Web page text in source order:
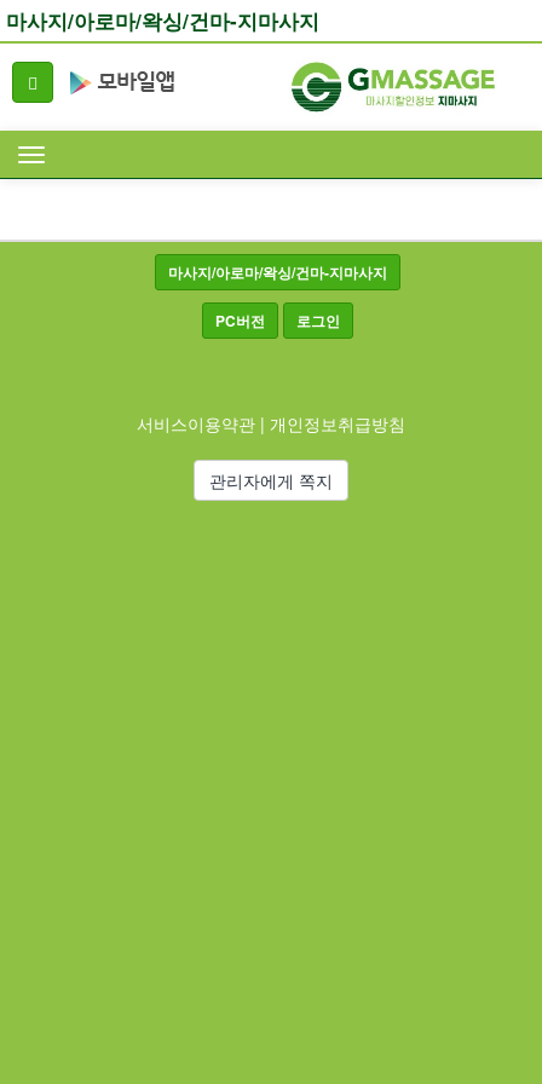
마사지/아로마/왁싱/건마-지마사지
마사지/아로마/왁싱/건마-지마사지
PC버전 로그인
서비스이용약관 | 개인정보취급방침
관리자에게 쪽지